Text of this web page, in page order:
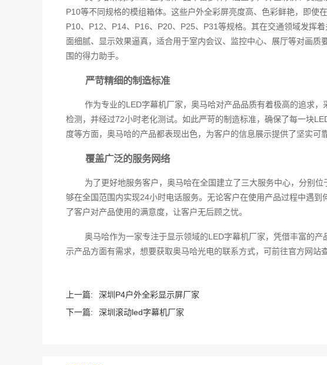
P10等不同规格的模组箱体。这些户外全彩屏亮度高、色彩鲜艳，即使
P10、P12、P14、P16、P20、P25、P31等规格。其在交通领域发挥
面细腻、显示效果逼真，适合用于室内会议、监控中心、展厅等对画
围的得力助手。
严苛精细的制造标准
作为专业的LED字幕机厂家，奥马哈对产品品质有着极高的追求
检测，并经过72小时老化测试。如此严苛的制造标准，确保了每一块
度等方面，奥马哈的产品都表现出色，为客户的信息展示提供了坚实可
覆盖广泛的服务网络
为了更好地服务客户，奥马哈在全国建立了三大服务中心，分别
够在全国范围内实现24小时电话服务。无论客户在使用产品过程中遇
了客户对产品使用的满意度，让客户无后顾之忧。
奥马哈作为一家专注于显示领域的LED字幕机厂家，凭借丰富的
示产品方面有需求，想要获取奥马哈光电的联系方式，可前往官方网站
上一篇:
深圳P4户外全彩显示屏厂家
下一篇:
深圳滚动led字幕机厂家